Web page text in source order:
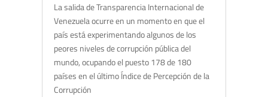
La salida de Transparencia Internacional de
Venezuela ocurre en un momento en que el
país está experimentando algunos de los
peores niveles de corrupción pública del
mundo, ocupando el puesto 178 de 180
países en el último Índice de Percepción de la
Corrupción